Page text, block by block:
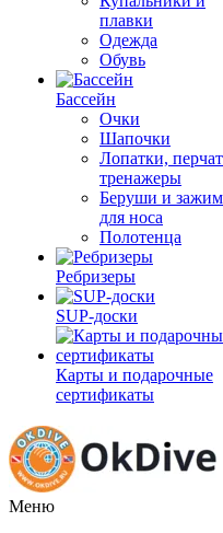
плавки
Одежда
Обувь
Бассейн
Очки
Шапочки
Лопатки,
тренажеры
Беруши и
для носа
Полотенца
Ребризеры
SUP-доски
Карты и подарочные
сертификаты
Меню